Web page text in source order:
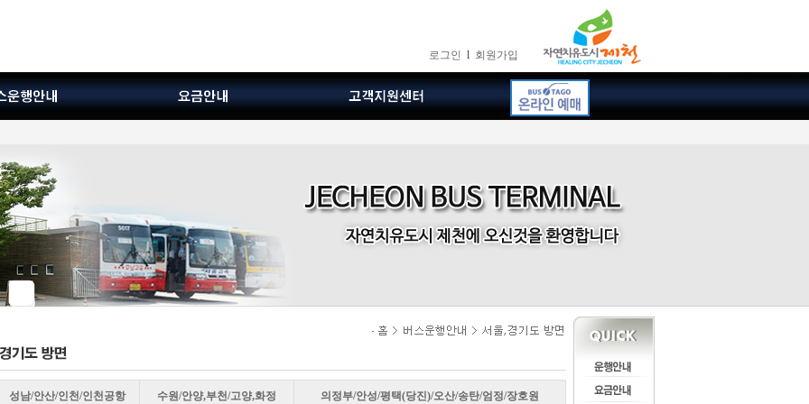
로그인 l 회원가입
성남/안산/인천/인천공항 수원/안양,부천/고양,화정 의정부/안성/평택(당진)/오산/송탄/엄정/장호원